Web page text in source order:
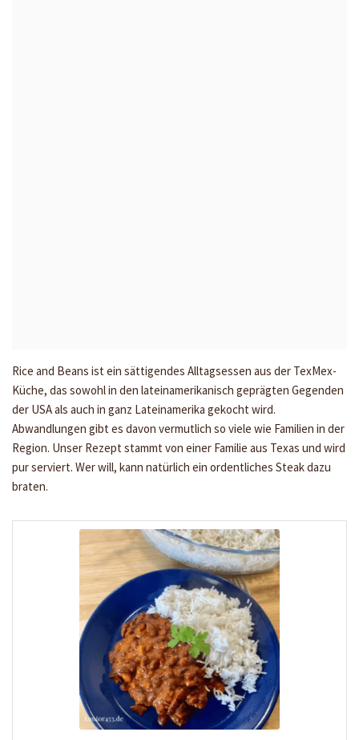
Rice and Beans ist ein sättigendes Alltagsessen aus der TexMex-
Küche, das sowohl in den lateinamerikanisch geprägten Gegenden
der USA als auch in ganz Lateinamerika gekocht wird.
Abwandlungen gibt es davon vermutlich so viele wie Familien in der
Region. Unser Rezept stammt von einer Familie aus Texas und wird
pur serviert. Wer will, kann natürlich ein ordentliches Steak dazu
braten.